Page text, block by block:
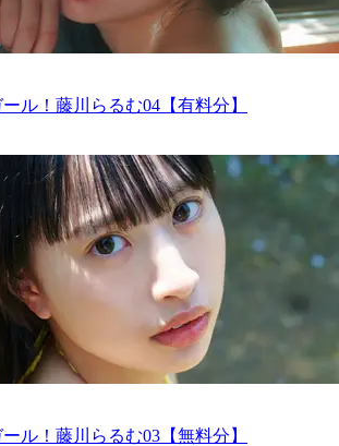
ル！藤川らるむ04【有料分】
ル！藤川らるむ03【無料分】